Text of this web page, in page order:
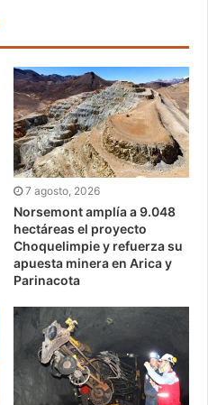
7 agosto, 2026
Norsemont amplía a 9.048
hectáreas el proyecto
Choquelimpie y refuerza su
apuesta minera en Arica y
Parinacota